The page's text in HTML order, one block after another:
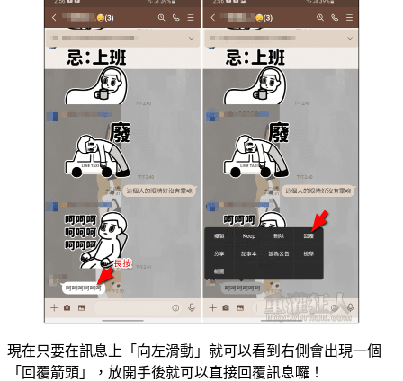
現在只要在訊息上「向左滑動」就可以看到右側會出現一個
「回覆箭頭」，放開手後就可以直接回覆訊息囉！